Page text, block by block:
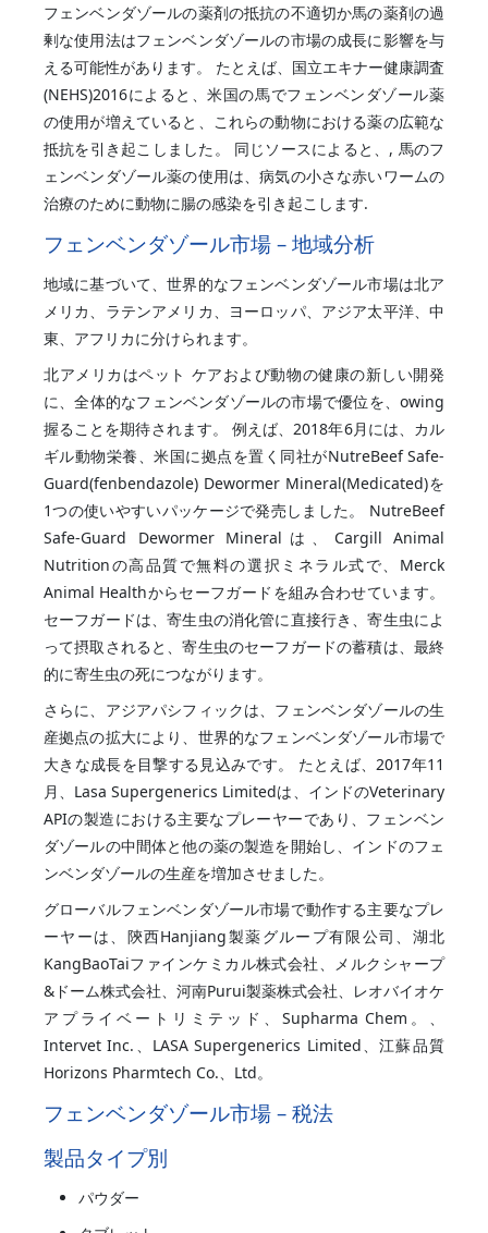
フェンベンダゾールの薬剤の抵抗の不適切か馬の薬剤の過
剰な使用法はフェンベンダゾールの市場の成長に影響を与
える可能性があります。 たとえば、国立エキナー健康調査
(NEHS)2016によると、米国の馬でフェンベンダゾール薬
の使用が増えていると、これらの動物における薬の広範な
抵抗を引き起こしました。 同じソースによると、, 馬のフ
ェンベンダゾール薬の使用は、病気の小さな赤いワームの
治療のために動物に腸の感染を引き起こします.
フェンベンダゾール市場 – 地域分析
地域に基づいて、世界的なフェンベンダゾール市場は北ア
メリカ、ラテンアメリカ、ヨーロッパ、アジア太平洋、中
東、アフリカに分けられます。
北アメリカはペット ケアおよび動物の健康の新しい開発
に、全体的なフェンベンダゾールの市場で優位を、owing
握ることを期待されます。 例えば、2018年6月には、カル
ギル動物栄養、米国に拠点を置く同社がNutreBeef Safe-
Guard(fenbendazole) Dewormer Mineral(Medicated)を
1つの使いやすいパッケージで発売しました。 NutreBeef
Safe-Guard Dewormer Mineralは、Cargill Animal
Nutritionの高品質で無料の選択ミネラル式で、Merck
Animal Healthからセーフガードを組み合わせています。
セーフガードは、寄生虫の消化管に直接行き、寄生虫によ
って摂取されると、寄生虫のセーフガードの蓄積は、最終
的に寄生虫の死につながります。
さらに、アジアパシフィックは、フェンベンダゾールの生
産拠点の拡大により、世界的なフェンベンダゾール市場で
大きな成長を目撃する見込みです。 たとえば、2017年11
月、Lasa Supergenerics Limitedは、インドのVeterinary
APIの製造における主要なプレーヤーであり、フェンベン
ダゾールの中間体と他の薬の製造を開始し、インドのフェ
ンベンダゾールの生産を増加させました。
グローバルフェンベンダゾール市場で動作する主要なプレ
ーヤーは、陝西Hanjiang製薬グループ有限公司、湖北
KangBaoTaiファインケミカル株式会社、メルクシャープ
&ドーム株式会社、河南Purui製薬株式会社、レオバイオケ
アプライベートリミテッド、Supharma Chem。、
Intervet Inc.、LASA Supergenerics Limited、江蘇品質
Horizons Pharmtech Co.、Ltd。
フェンベンダゾール市場 – 税法
製品タイプ別
パウダー